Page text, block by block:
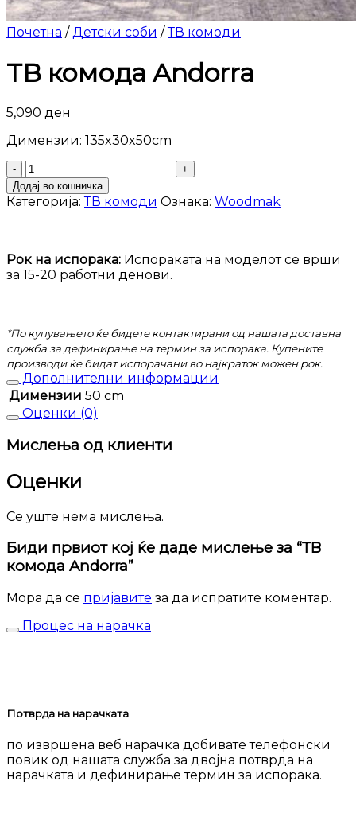
Почетна / Детски соби / ТВ комоди
ТВ комода Andorra
5,090 ден
Димензии: 135x30x50cm
ТВ
комода
Andorra
количина
Додај во кошничка
Категорија:ТВ комоди Ознака: Woodmak
Рок на испорака: Испораката на моделот се врши
за 15-20 работни денови.
*По купувањето ќе бидете контактирани од нашата доставна
служба за дефинирање на термин за испорака. Купените
производи ќе бидат испорачани во најкраток можен рок.
Дополнителни информации
Димензии 50 cm
Оценки (0)
Мислења од клиенти
Оценки
Се уште нема мислења.
Биди првиот кој ќе даде мислење за “ТВ
комода Andorra”
Мора да се пријавите за да испратите коментар.
Процес на нарачка
Потврда на нарачката
по извршена веб нарачка добивате телефонски
повик од нашата служба за двојна потврда на
нарачката и дефинирање термин за испорака.